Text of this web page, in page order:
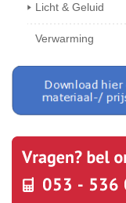
Licht & Geluid
Verwarming